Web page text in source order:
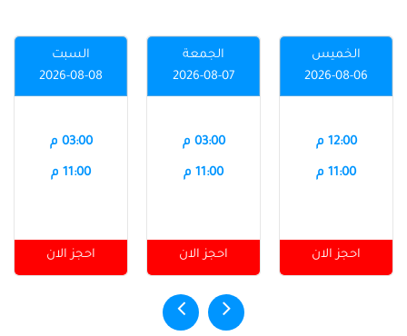
الخميس
2026-08-06
12:00 م
11:00 م
احجز الان
الجمعة
2026-08-07
03:00 م
11:00 م
احجز الان
السبت
2026-08-08
03:00 م
11:00 م
احجز الان